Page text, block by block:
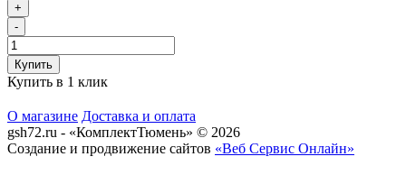
+
-
Купить
Купить в 1 клик
О магазине Доставка и оплата
gsh72.ru - «КомплектТюмень» © 2026
Создание и продвижение сайтов «Веб Сервис Онлайн»